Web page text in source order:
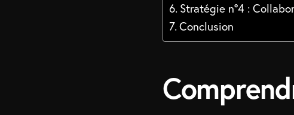
Stratégie n°4 :
Conclusion